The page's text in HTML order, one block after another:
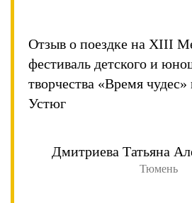
Отзыв о поездке на XIII
фестиваль детского и
творчества «Время
Устюг
Дмитриева Татьяна
Тюмень